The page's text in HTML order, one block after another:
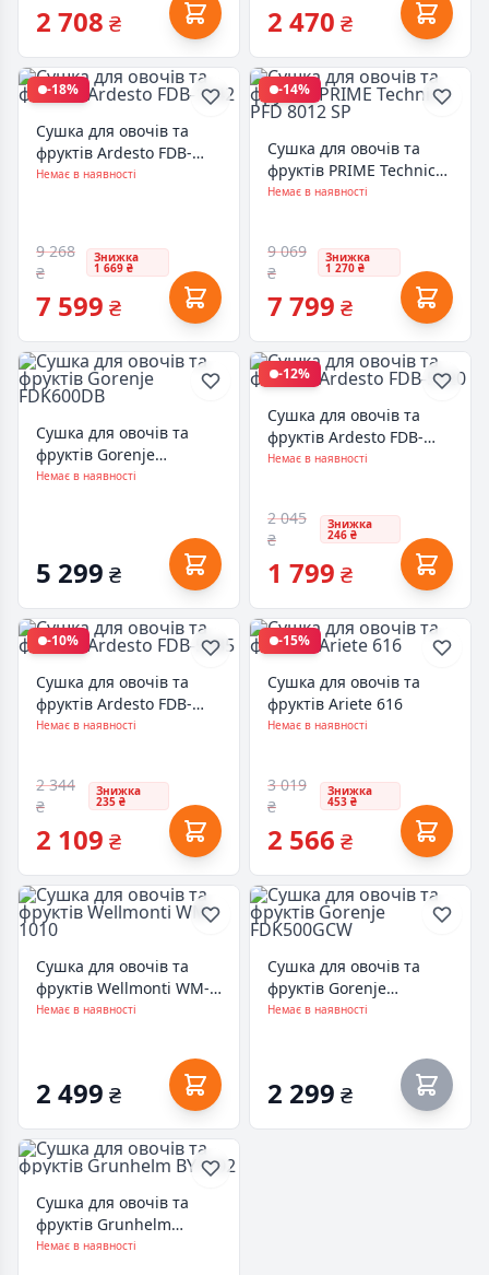
2 708 ₴ 2 470 ₴
-18%
Сушка для овочів та
фруктів Ardesto FDB-
1242
Немає в наявності
9 268
₴
Знижка
1 669 ₴
7 599 ₴
-14%
Сушка для овочів та
фруктів PRIME Technics
PFD 8012 SP
Немає в наявності
9 069
₴
Знижка
1 270 ₴
7 799 ₴
Сушка для овочів та
фруктів Gorenje
FDK600DB
Немає в наявності
5 299 ₴
-12%
Сушка для овочів та
фруктів Ardesto FDB-
5320
Немає в наявності
2 045
₴
Знижка
246 ₴
1 799 ₴
-10%
Сушка для овочів та
фруктів Ardesto FDB-
5385
Немає в наявності
2 344
₴
Знижка
235 ₴
2 109 ₴
-15%
Сушка для овочів та
фруктів Ariete 616
Немає в наявності
3 019
₴
Знижка
453 ₴
2 566 ₴
Сушка для овочів та
фруктів Wellmonti WM-
1010
Немає в наявності
2 499 ₴
Сушка для овочів та
фруктів Gorenje
FDK500GCW
Немає в наявності
2 299 ₴
Сушка для овочів та
фруктів Grunhelm
BY1102
Немає в наявності